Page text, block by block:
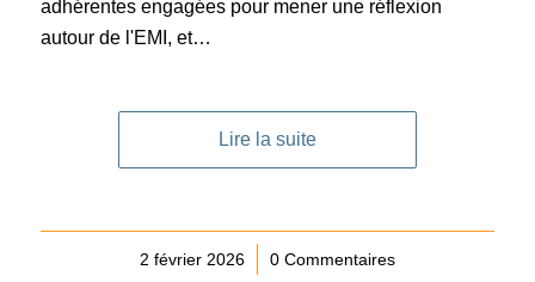
adhérentes engagées pour mener une réflexion
autour de l'EMI, et…
Lire la suite
2 février 2026
/ 0 Commentaires